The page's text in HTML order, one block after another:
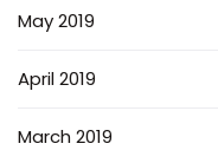
May 2019
April 2019
March 2019